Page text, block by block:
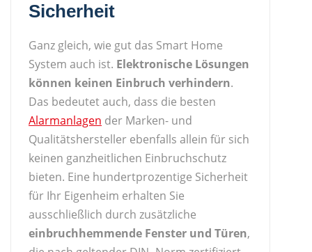
Sicherheit
Ganz gleich, wie gut das Smart Home
System auch ist. Elektronische Lösungen
können keinen Einbruch verhindern.
Das bedeutet auch, dass die besten
Alarmanlagen der Marken- und
Qualitätshersteller ebenfalls allein für sich
keinen ganzheitlichen Einbruchschutz
bieten. Eine hundertprozentige Sicherheit
für Ihr Eigenheim erhalten Sie
ausschließlich durch zusätzliche
einbruchhemmende Fenster und Türen,